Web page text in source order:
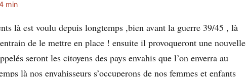
min
là est voulu depuis longtemps ,bien avant la guerre 39/45 , là
de le mettre en place ! ensuite il provoqueront une nouvelle
seront les citoyens des pays envahis que l’on enverra au
là nos envahisseurs s’occuperons de nos femmes et enfants